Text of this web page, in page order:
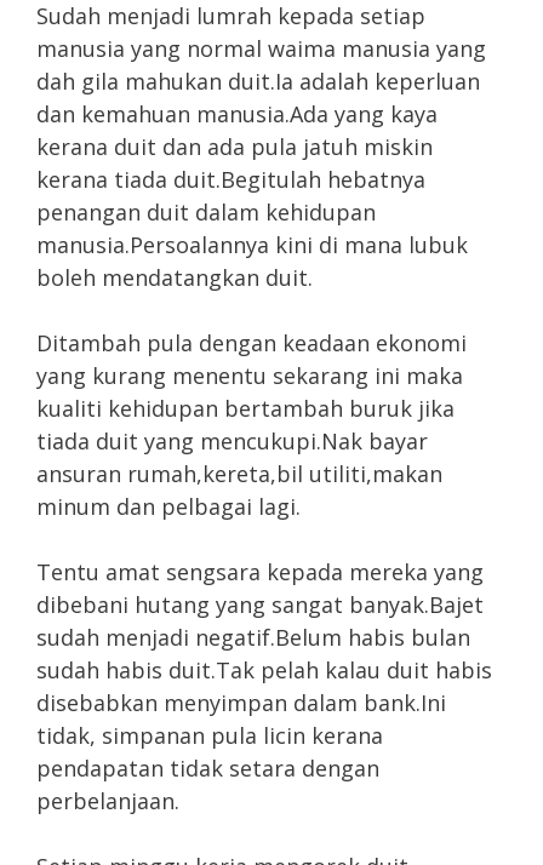
Sudah menjadi lumrah kepada setiap
manusia yang normal waima manusia yang
dah gila mahukan duit.Ia adalah keperluan
dan kemahuan manusia.Ada yang kaya
kerana duit dan ada pula jatuh miskin
kerana tiada duit.Begitulah hebatnya
penangan duit dalam kehidupan
manusia.Persoalannya kini di mana lubuk
boleh mendatangkan duit.
Ditambah pula dengan keadaan ekonomi
yang kurang menentu sekarang ini maka
kualiti kehidupan bertambah buruk jika
tiada duit yang mencukupi.Nak bayar
ansuran rumah,kereta,bil utiliti,makan
minum dan pelbagai lagi.
Tentu amat sengsara kepada mereka yang
dibebani hutang yang sangat banyak.Bajet
sudah menjadi negatif.Belum habis bulan
sudah habis duit.Tak pelah kalau duit habis
disebabkan menyimpan dalam bank.Ini
tidak, simpanan pula licin kerana
pendapatan tidak setara dengan
perbelanjaan.